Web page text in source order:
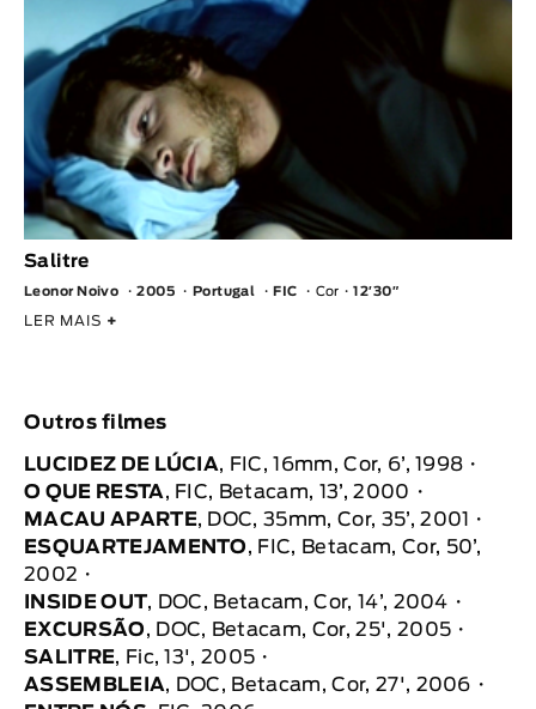
Salitre
Leonor Noivo 2005 Portugal FIC Cor 12′30″
LER MAIS +
Outros filmes
LUCIDEZ DE LÚCIA, FIC, 16mm, Cor, 6’, 1998
O QUE RESTA, FIC, Betacam, 13’, 2000
MACAU APARTE, DOC, 35mm, Cor, 35’, 2001
ESQUARTEJAMENTO, FIC, Betacam, Cor, 50’,
2002
INSIDE OUT, DOC, Betacam, Cor, 14’, 2004
EXCURSÃO, DOC, Betacam, Cor, 25', 2005
SALITRE, Fic, 13', 2005
ASSEMBLEIA, DOC, Betacam, Cor, 27', 2006